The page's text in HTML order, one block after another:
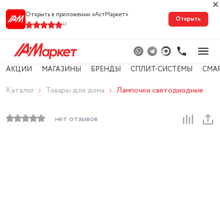
Открыть в приложении «АстМарке‪т‬»
41
Открыть
АКЦИИ МАГАЗИНЫ БРЕНДЫ СПЛИТ-СИСТЕМЫ
Каталог Товары для дома Лампочки светодиодные
нет отзывов